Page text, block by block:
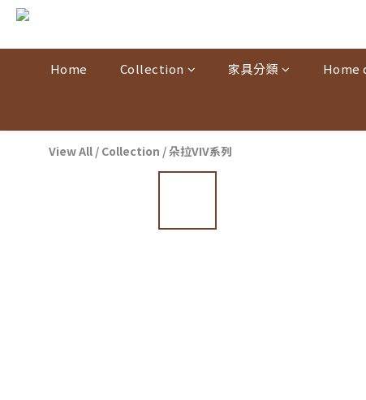
Home Collection 家具分類 Home
View All / Collection /朵拉VIV系列